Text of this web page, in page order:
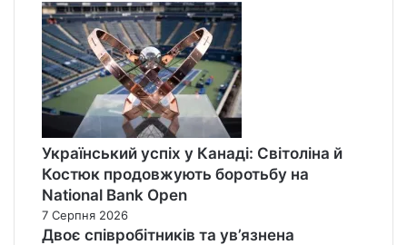
Український успіх у Канаді: Світоліна й
Костюк продовжують боротьбу на
National Bank Open
7 Серпня 2026
Двоє співробітників та ув’язнена